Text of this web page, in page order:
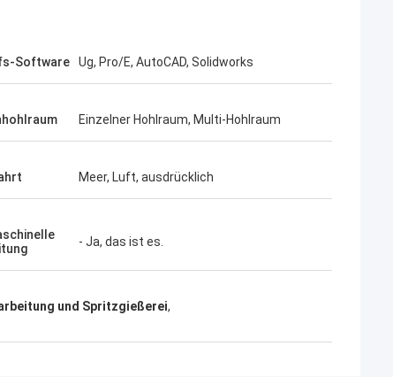
das es so
mit Ihren ehemaligen Produktionen froh
waren.
Software Ug, Pro/E, AutoCAD, Solidworks
Einzelner Hohlraum, Multi-Hohlraum
Meer, Luft, ausdrücklich
- Ja, das ist es.
und Spritzgießerei,